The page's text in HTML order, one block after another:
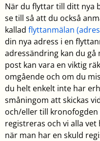
När du flyttar till ditt nya
se till så att du också
kallad flyttanmälan
din nya adress i en
adressändring kan du gå
post kan vara en viktig
omgående och om du
du helt enkelt inte har
småningom att skickas
och/eller till
registreras och vi alla
när man har en skuld